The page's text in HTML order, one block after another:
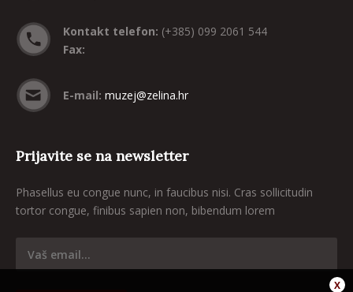
Kontakt telefon: (+385) 099 2061 544
Fax:
E-mail: muzej@zelina.hr
Prijavite se na newsletter
Phasellus eu congue nunc, in faucibus nisi. Cras sollicitudin
tortor congue, finibus sapien non, bibendum lorem